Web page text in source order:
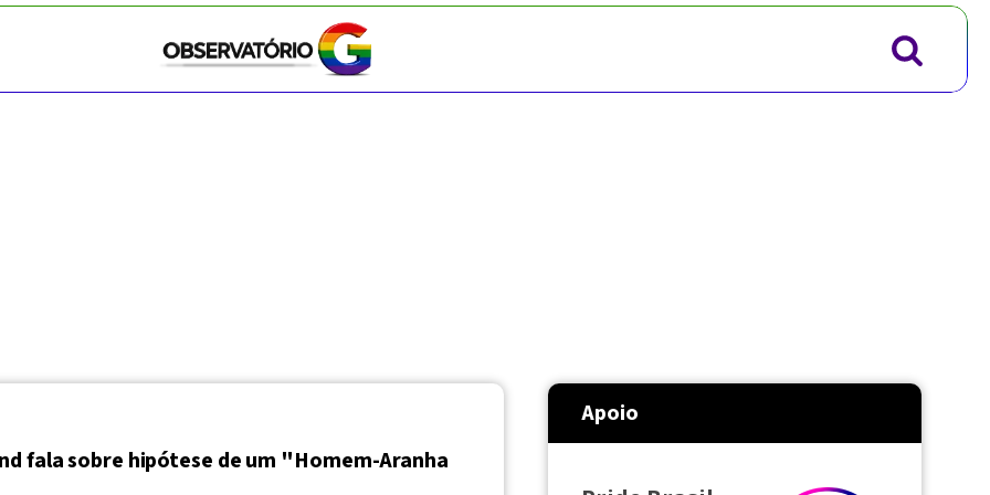
fala sobre hipótese de um "Homem-Aranha
Apoio